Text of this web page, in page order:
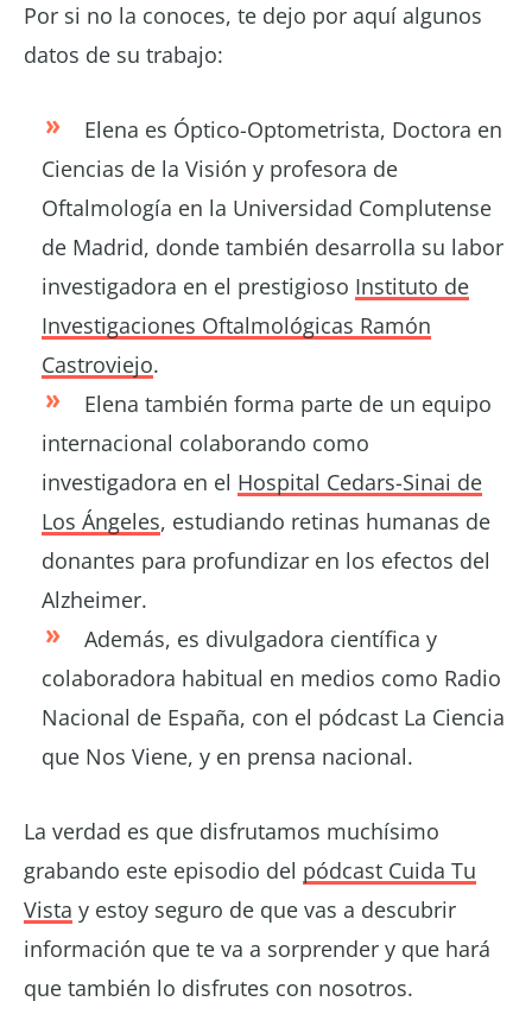
Por si no la conoces, te dejo por aquí algunos
datos de su trabajo:
Elena es Óptico-Optometrista, Doctora en
Ciencias de la Visión y profesora de
Oftalmología en la Universidad Complutense
de Madrid, donde también desarrolla su labor
investigadora en el prestigioso Instituto de
Investigaciones Oftalmológicas Ramón
Castroviejo.
Elena también forma parte de un equipo
internacional colaborando como
investigadora en el Hospital Cedars-Sinai de
Los Ángeles, estudiando retinas humanas de
donantes para profundizar en los efectos del
Alzheimer.
Además, es divulgadora científica y
colaboradora habitual en medios como Radio
Nacional de España, con el pódcast La Ciencia
que Nos Viene, y en prensa nacional.
La verdad es que disfrutamos muchísimo
grabando este episodio del pódcast Cuida Tu
Vista y estoy seguro de que vas a descubrir
información que te va a sorprender y que hará
que también lo disfrutes con nosotros.